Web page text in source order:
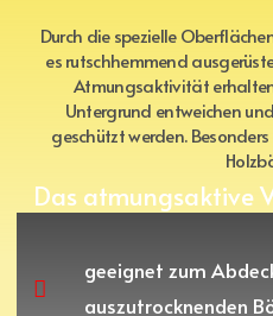
Durch die spezielle
es rutschhemmend
Atmungsaktivität
Untergrund entweichen
geschützt werden.
Das atmungsaktive
geeignet zum
auszutrocknenden